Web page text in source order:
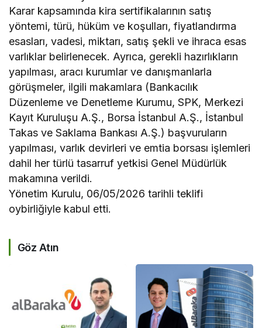
Karar kapsamında kira sertifikalarının satış
yöntemi, türü, hüküm ve koşulları, fiyatlandırma
esasları, vadesi, miktarı, satış şekli ve ihraca esas
varlıklar belirlenecek. Ayrıca, gerekli hazırlıkların
yapılması, aracı kurumlar ve danışmanlarla
görüşmeler, ilgili makamlara (Bankacılık
Düzenleme ve Denetleme Kurumu, SPK, Merkezi
Kayıt Kuruluşu A.Ş., Borsa İstanbul A.Ş., İstanbul
Takas ve Saklama Bankası A.Ş.) başvuruların
yapılması, varlık devirleri ve emtia borsası işlemleri
dahil her türlü tasarruf yetkisi Genel Müdürlük
makamına verildi.
Yönetim Kurulu, 06/05/2026 tarihli teklifi
oybirliğiyle kabul etti.
Göz Atın